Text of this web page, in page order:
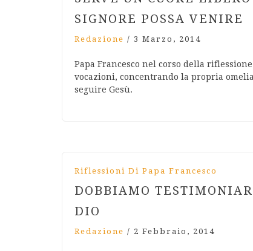
SIGNORE POSSA VENIRE
Redazione / 3 Marzo, 2014
Papa Francesco nel corso della
vocazioni, concentrando la propria
seguire Gesù.
Riflessioni Di Papa Francesco
DOBBIAMO
DIO
Redazione / 2 Febbraio, 2014